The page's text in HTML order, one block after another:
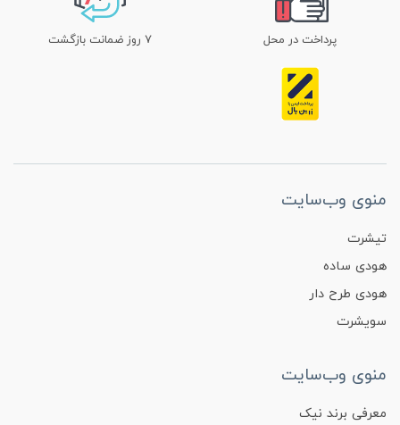
پرداخت در محل ۷ روز ضمانت بازگشت
منوی وب‌سایت
تیشرت
هودی ساده
هودی طرح دار
سویشرت
منوی وب‌سایت
معرفی برند نیک